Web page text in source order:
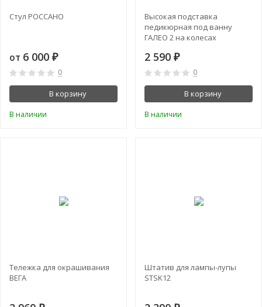
Стул РОССАНО
от 6 000 ₽
0
В корзину
В наличии
Высокая подставка
педикюрная под ванну
ГАЛЕО 2 на колесах
2 590 ₽
0
В корзину
В наличии
Тележка для окрашивания
ВЕГА
Штатив для лампы-лупы
STSK12